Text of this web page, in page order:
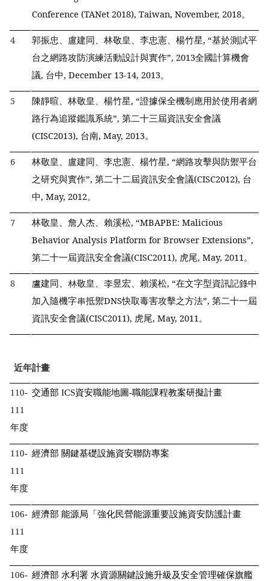
Conference (TANet 2018), Taiwan, November, 2018。
4
郭振忠、盧建同、林敬皇、李忠憲、楊竹星, “基於測試平
台之網路攻防演練活動設計與實作”, 2013全國計算機會
議, 台中, December 13-14, 2013。
5
陳靜暄、林敬皇、楊竹星, “證據保全機制應用於使用者網
路行為追蹤鑑識系統”, 第二十三屆資訊安全會議
(CISC2013), 台南, May, 2013。
6
林敬皇、盧建同、李忠憲、楊竹星, “網路攻擊與防禦平台
之研究與實作”, 第二十二屆資訊安全會議(CISC2012), 台
中, May, 2012。
7
林敬皇、詹人杰、賴溪松, “MBAPBE: Malicious
Behavior Analysis Platform for Browser Extensions”,
第二十一屆資訊安全會議(CISC2011), 虎尾, May, 2011。
8
盧建同、林敬皇、李昱宏、賴溪松, “在文字型資訊記錄中
加入隨機字串抵禦DNS快取毒害攻擊之方法”, 第二十一屆
資訊安全會議(CISC2011), 虎尾, May, 2011。
近年計畫
110-
111
年度
交通部 ICS資安職能地圖-職能課程教案研擬計畫
110-
111
年度
經濟部 關鍵基礎設施資安聯防專案
106-
111
年度
經濟部 能源局「強化民營能源重要設施資安防護計畫
106- 經濟部 水利署 水資源關鍵設施升級及安全管理確保旗艦